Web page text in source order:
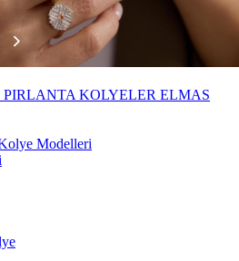
PIRLANTA KOLYELER ELMAS
Modelleri